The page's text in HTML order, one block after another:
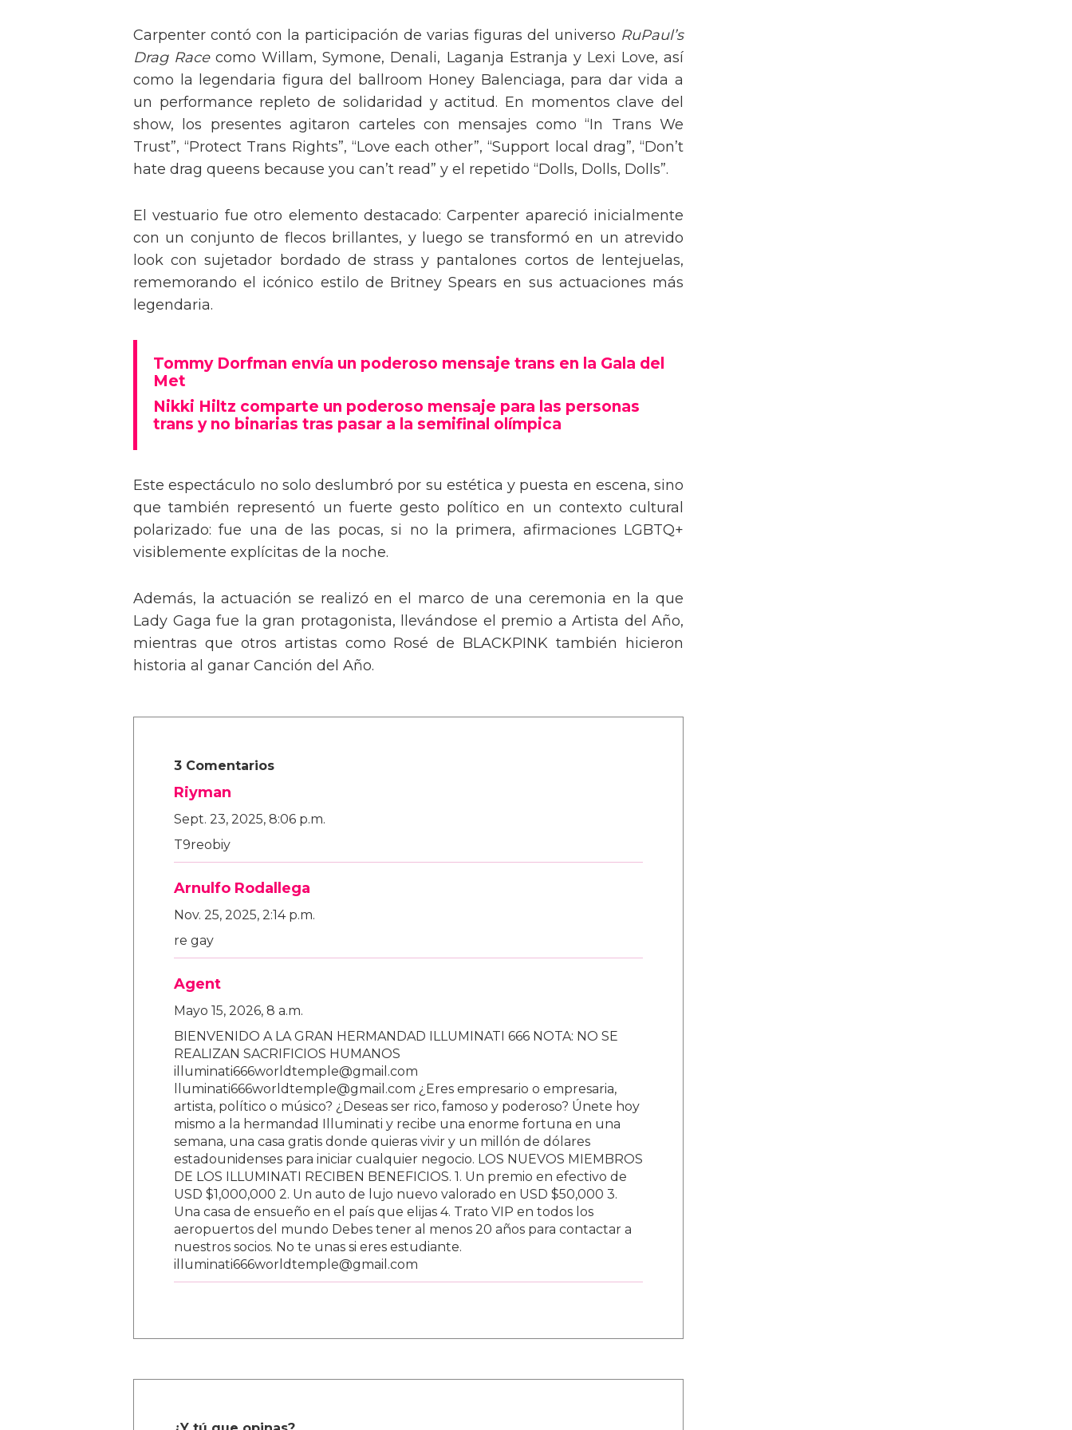
Carpenter contó con la participación de varias figuras del universo RuPaul’s
Drag Racecomo Willam, Symone, Denali, Laganja Estranja y Lexi Love, así
como la legendaria figura del ballroom Honey Balenciaga, para dar vida a
un performance repleto de solidaridad y actitud. En momentos clave del
show, los presentes agitaron carteles con mensajes como “In Trans We
Trust”, “Protect Trans Rights”, “Love each other”, “Support local drag”, “Don’t
hate drag queens because you can’t read” y el repetido “Dolls, Dolls, Dolls”.
El vestuario fue otro elemento destacado: Carpenter apareció inicialmente
con un conjunto de flecos brillantes, y luego se transformó en un atrevido
look con sujetador bordado de strass y pantalones cortos de lentejuelas,
rememorando el icónico estilo de Britney Spears en sus actuaciones más
legendaria.
Tommy Dorfman envía un poderoso mensaje trans en la Gala del
Met
Nikki Hiltz comparte un poderoso mensaje para las personas
trans y no binarias tras pasar a la semifinal olímpica
Este espectáculo no solo deslumbró por su estética y puesta en escena, sino
que también representó un fuerte gesto político en un contexto cultural
polarizado: fue una de las pocas, si no la primera, afirmaciones LGBTQ+
visiblemente explícitas de la noche.
Además, la actuación se realizó en el marco de una ceremonia en la que
Lady Gaga fue la gran protagonista, llevándose el premio a Artista del Año,
mientras que otros artistas como Rosé de BLACKPINK también hicieron
historia al ganar Canción del Año.
3 Comentarios
Riyman
Sept. 23, 2025, 8:06 p.m.
T9reobiy
Arnulfo Rodallega
Nov. 25, 2025, 2:14 p.m.
re gay
Agent
Mayo 15, 2026, 8 a.m.
BIENVENIDO A LA GRAN HERMANDAD ILLUMINATI 666 NOTA: NO SE
REALIZAN SACRIFICIOS HUMANOS
illuminati666worldtemple@gmail.com
lluminati666worldtemple@gmail.com ¿Eres empresario o empresaria,
artista, político o músico? ¿Deseas ser rico, famoso y poderoso? Únete hoy
mismo a la hermandad Illuminati y recibe una enorme fortuna en una
semana, una casa gratis donde quieras vivir y un millón de dólares
estadounidenses para iniciar cualquier negocio. LOS NUEVOS MIEMBROS
DE LOS ILLUMINATI RECIBEN BENEFICIOS. 1. Un premio en efectivo de
USD $1,000,000 2. Un auto de lujo nuevo valorado en USD $50,000 3.
Una casa de ensueño en el país que elijas 4. Trato VIP en todos los
aeropuertos del mundo Debes tener al menos 20 años para contactar a
nuestros socios. No te unas si eres estudiante.
illuminati666worldtemple@gmail.com